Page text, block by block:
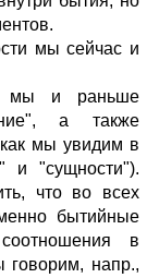
мы сейчас и
мы и раньше
а также
мы увидим в
и "сущности").
что во всех
бытийные
в
говорим, напр.,